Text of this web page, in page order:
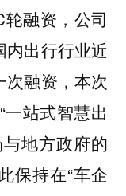
融资，公司
内出行行业近
融资，本次
站式智慧出
地方政府的
保持在“车企